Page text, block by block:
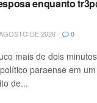
enquanto
DE 2026 0
mais de dois minutos
paraense em
de...